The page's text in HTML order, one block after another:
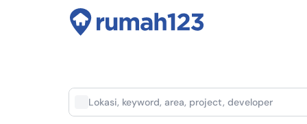
Lokasi, keyword, area, project, developer